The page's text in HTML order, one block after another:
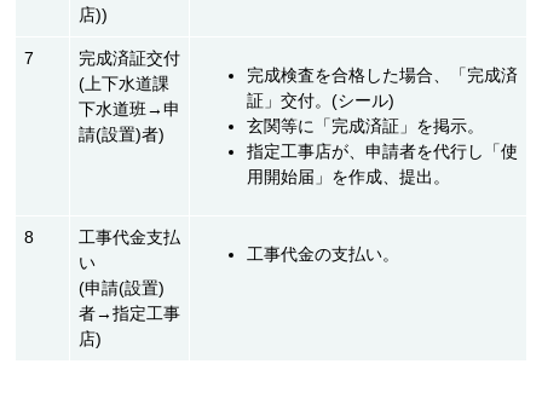
店))
7
完成済証交付
(上下水道課
下水道班→申
請(設置)者)
完成検査を合格した場合、「完成済
証」交付。(シール)
玄関等に「完成済証」を掲示。
指定工事店が、申請者を代行し「使
用開始届」を作成、提出。
8
工事代金支払
い
(申請(設置)
者→指定工事
店)
工事代金の支払い。